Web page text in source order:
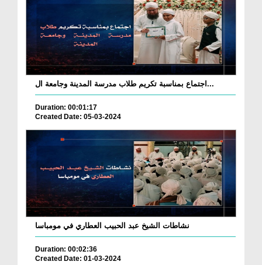
اجتماع بمناسبة تكريم طلاب مدرسة المدينة وجامعة ال...
Duration: 00:01:17
Created Date: 05-03-2024
نشاطات الشيخ عبد الحبيب العطاري في مومباسا
Duration: 00:02:36
Created Date: 01-03-2024